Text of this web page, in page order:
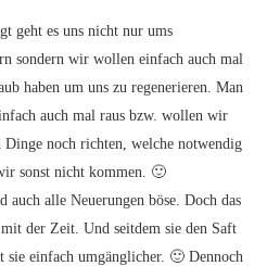
geht es uns nicht nur ums
sondern wir wollen einfach auch mal
haben um uns zu regenerieren. Man
auch mal raus bzw. wollen wir
Dinge noch richten, welche notwendig
sonst nicht kommen. 🙂
auch alle Neuerungen böse. Doch das
der Zeit. Und seitdem sie den Saft
sie einfach umgänglicher. 🙂 Dennoch